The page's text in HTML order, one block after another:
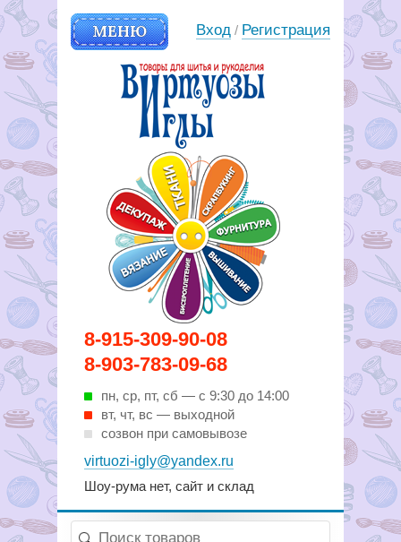
8-915-309-90-08
8-903-783-09-68
пн, ср, пт, cб — с 9:30 до 14:00
вт, чт, вс — выходной
созвон при самовывозе
virtuozi-igly@yandex.ru
Шоу-рума нет, сайт и склад
МЕНЮ
Вирутозы иглы. Товары для
шитья и рукоделья
Вход / Регистрация